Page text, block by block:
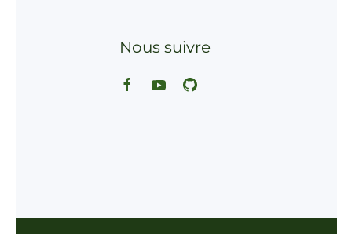
Nous suivre